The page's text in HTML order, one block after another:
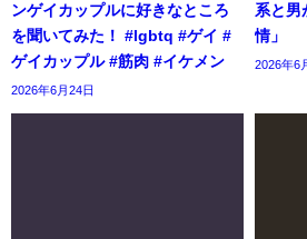
ンゲイカップルに好きなところ
を聞いてみた！ #lgbtq #ゲイ #
ゲイカップル #筋肉 #イケメン
2026年6月24日
系と男
情」
2026年6